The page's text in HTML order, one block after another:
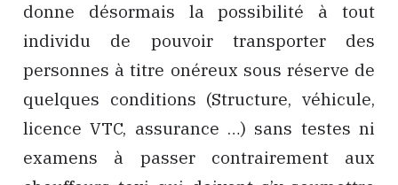
donne désormais la possibilité à tout
individu de pouvoir transporter des
personnes à titre onéreux sous réserve de
quelques conditions (Structure, véhicule,
licence VTC, assurance …) sans testes ni
examens à passer contrairement aux